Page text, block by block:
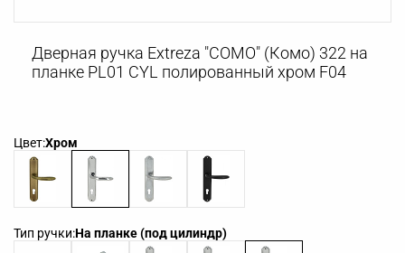
Дверная ручка Extreza "COMO" (Комо) 322 на
планке PL01 CYL полированный хром F04
Цвет:Хром
Тип ручки:На планке (под цилиндр)